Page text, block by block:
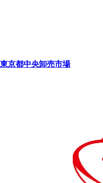
東京都中央卸売市場